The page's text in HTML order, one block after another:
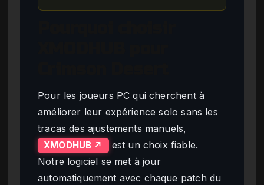
Pour les joueurs PC qui cherchent à
améliorer leur expérience solo sans les
tracas des ajustements manuels,
XMODHUB ↗
est un choix fiable.
Notre logiciel se met à jour
automatiquement avec chaque patch du